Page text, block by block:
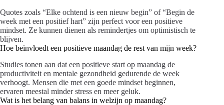
Quotes zoals “Elke ochtend is een nieuw begin” of “Begin de
week met een positief hart” zijn perfect voor een positieve
mindset. Ze kunnen dienen als remindertjes om optimistisch te
blijven.
Hoe beïnvloedt een positieve maandag de rest van mijn week?
Studies tonen aan dat een positieve start op maandag de
productiviteit en mentale gezondheid gedurende de week
verhoogt. Mensen die met een goede mindset beginnen,
ervaren meestal minder stress en meer geluk.
Wat is het belang van balans in welzijn op maandag?